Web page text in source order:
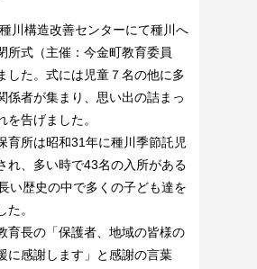
川構造改善センターにて種川へ
所式（主催：今金町教育委員
した。式には児童７名の他に多
係者が集まり、思い出の詰まっ
を告げました。
所は昭和31年に種川季節託児
れ、多い時で43名の入所がある
い歴史の中で多くの子ども達を
た。
育長の「保護者、地域の皆様の
に感謝します」と感謝の言葉